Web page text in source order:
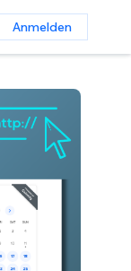
Anmelden